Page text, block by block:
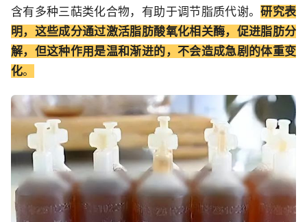
含有多种三萜类化合物，有助于调节脂质代谢。研究表
明，这些成分通过激活脂肪酸氧化相关酶，促进脂肪分
解，但这种作用是温和渐进的，不会造成急剧的体重变
化。